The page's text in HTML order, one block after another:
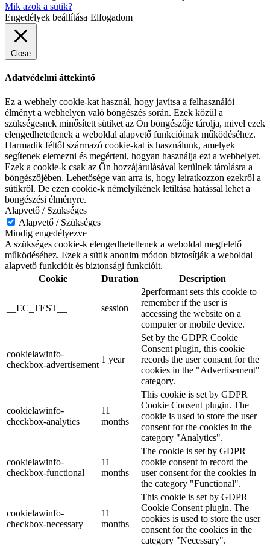
Mik azok a sütik?
Engedélyek beállítása Elfogadom
Close
Adatvédelmi áttekintő
Ez a webhely cookie-kat használ, hogy javítsa a felhasználói
élményt a webhelyen való böngészés során. Ezek közül a
szükségesnek minősített sütiket az Ön böngészője tárolja, mivel ezek
elengedhetetlenek a weboldal alapvető funkcióinak működéséhez.
Harmadik féltől származó cookie-kat is használunk, amelyek
segítenek elemezni és megérteni, hogyan használja ezt a webhelyet.
Ezek a cookie-k csak az Ön hozzájárulásával kerülnek tárolásra a
böngészőjében. Lehetősége van arra is, hogy leiratkozzon ezekről a
sütikről. De ezen cookie-k némelyikének letiltása hatással lehet a
böngészési élményre.
Alapvető / Szükséges
Alapvető / Szükséges
Mindig engedélyezve
A szükséges cookie-k elengedhetetlenek a weboldal megfelelő
működéséhez. Ezek a sütik anonim módon biztosítják a weboldal
alapvető funkcióit és biztonsági funkcióit.
Cookie
Duration Description
__EC_TEST__ session
2performant sets this cookie to
remember if the user is
accessing the website on a
computer or mobile device.
cookielawinfo-
checkbox-advertisement
1 year
Set by the GDPR Cookie
Consent plugin, this cookie
records the user consent for the
cookies in the "Advertisement"
category.
cookielawinfo-
checkbox-analytics
11
months
This cookie is set by GDPR
Cookie Consent plugin. The
cookie is used to store the user
consent for the cookies in the
category "Analytics".
cookielawinfo-
checkbox-functional
11
months
The cookie is set by GDPR
cookie consent to record the
user consent for the cookies in
the category "Functional".
cookielawinfo-
checkbox-necessary
11
months
This cookie is set by GDPR
Cookie Consent plugin. The
cookies is used to store the user
consent for the cookies in the
category "Necessary".